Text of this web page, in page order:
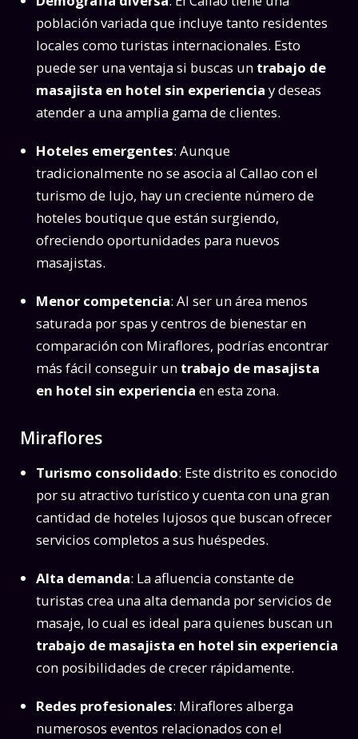
población variada que incluye tanto residentes
locales como turistas internacionales. Esto
puede ser una ventaja si buscas un trabajo de
masajista en hotel sin experiencia y deseas
atender a una amplia gama de clientes.
Hoteles emergentes: Aunque
tradicionalmente no se asocia al Callao con el
turismo de lujo, hay un creciente número de
hoteles boutique que están surgiendo,
ofreciendo oportunidades para nuevos
masajistas.
Menor competencia: Al ser un área menos
saturada por spas y centros de bienestar en
comparación con Miraflores, podrías encontrar
más fácil conseguir un trabajo de masajista
en hotel sin experiencia en esta zona.
Miraflores
Turismo consolidado: Este distrito es conocido
por su atractivo turístico y cuenta con una gran
cantidad de hoteles lujosos que buscan ofrecer
servicios completos a sus huéspedes.
Alta demanda: La afluencia constante de
turistas crea una alta demanda por servicios de
masaje, lo cual es ideal para quienes buscan un
trabajo de masajista en hotel sin experiencia
con posibilidades de crecer rápidamente.
Redes profesionales: Miraflores alberga
numerosos eventos relacionados con el